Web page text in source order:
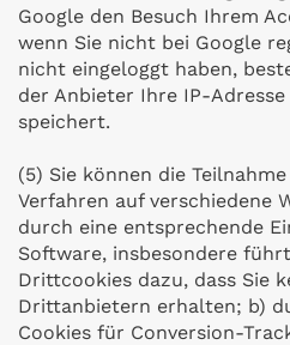
Google den Besuch Ihrem
wenn Sie nicht bei Google
nicht eingeloggt haben,
der Anbieter Ihre IP-
speichert.
(5) Sie können die
Verfahren auf verschiedene
durch eine entsprechende
Software, insbesondere
Drittcookies dazu, dass Sie
Drittanbietern erhalten; b)
Cookies für Conversion-